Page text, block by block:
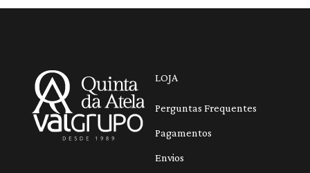
LOJA
Perguntas Frequentes
Pagamentos
Envios